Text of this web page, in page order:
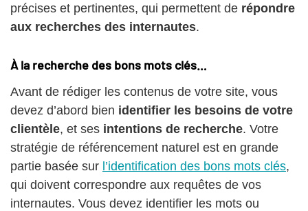
précises et pertinentes, qui permettent de répondre
aux recherches des internautes.
À la recherche des bons mots clés…
Avant de rédiger les contenus de votre site, vous
devez d’abord bien identifier les besoins de votre
clientèle, et ses intentions de recherche. Votre
stratégie de référencement naturel est en grande
partie basée sur l’identification des bons mots clés,
qui doivent correspondre aux requêtes de vos
internautes. Vous devez identifier les mots ou